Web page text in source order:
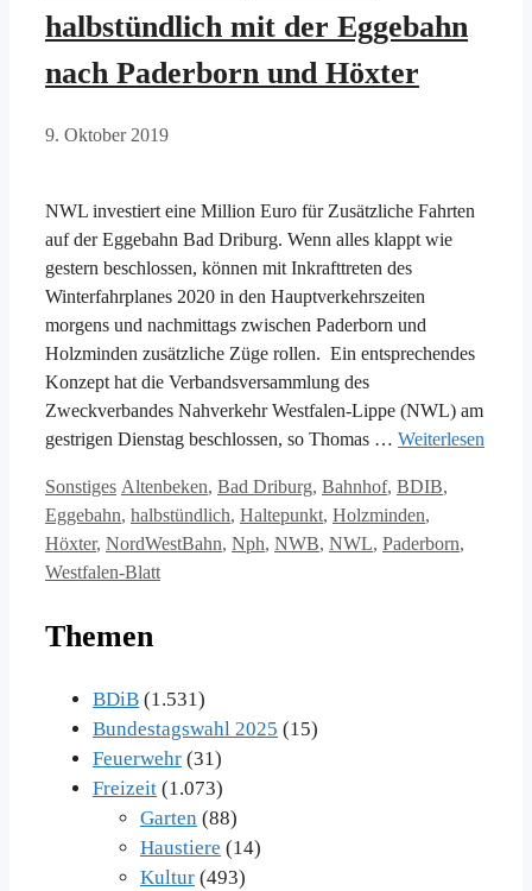
halbstündlich mit der Eggebahn
nach Paderborn und Höxter
9. Oktober 2019
NWL investiert eine Million Euro für Zusätzliche Fahrten
auf der Eggebahn Bad Driburg. Wenn alles klappt wie
gestern beschlossen, können mit Inkrafttreten des
Winterfahrplanes 2020 in den Hauptverkehrszeiten
morgens und nachmittags zwischen Paderborn und
Holzminden zusätzliche Züge rollen. Ein entsprechendes
Konzept hat die Verbandsversammlung des
Zweckverbandes Nahverkehr Westfalen-Lippe (NWL) am
gestrigen Dienstag beschlossen, so Thomas … Weiterlesen
Kategorien
Sonstiges Schlagwörter
Altenbeken, Bad Driburg, Bahnhof, BDIB,
Eggebahn, halbstündlich, Haltepunkt, Holzminden,
Höxter, NordWestBahn, Nph, NWB, NWL, Paderborn,
Westfalen-Blatt
Themen
BDiB (1.531)
Bundestagswahl 2025 (15)
Feuerwehr (31)
Freizeit (1.073)
Garten (88)
Haustiere (14)
Kultur (493)